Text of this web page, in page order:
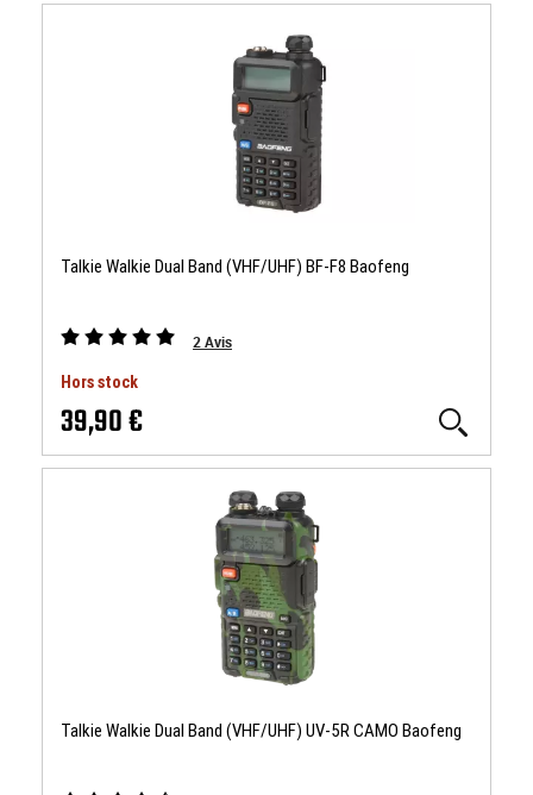
Talkie Walkie Dual Band (VHF/UHF) BF-F8 Baofeng
2Avis
Hors stock
39,90 €
Talkie Walkie Dual Band (VHF/UHF) UV-5R CAMO Baofeng